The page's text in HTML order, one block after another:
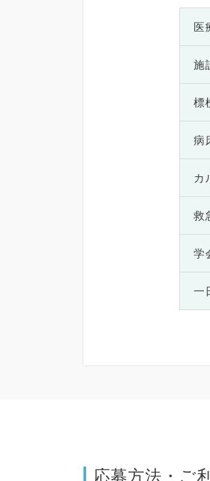
医
施
標
病
カ
救
学
一
応募方法・ご